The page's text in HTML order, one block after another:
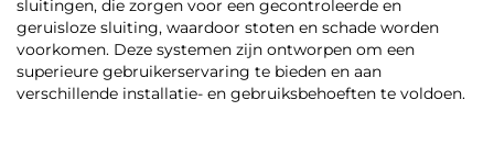
sluitingen, die zorgen voor een gecontroleerde en
geruisloze sluiting, waardoor stoten en schade worden
voorkomen. Deze systemen zijn ontworpen om een
superieure gebruikerservaring te bieden en aan
verschillende installatie- en gebruiksbehoeften te voldoen.